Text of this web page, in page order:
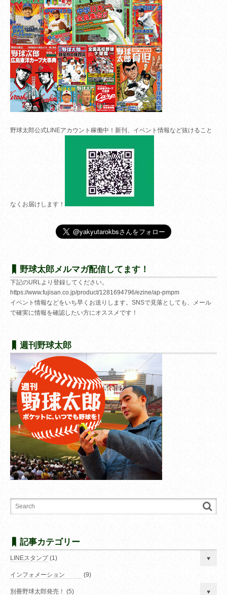
野球太郎公式LINEアカウント稼働中！新刊、イベント情報など抜けること
なくお届けします！
野球太郎メルマガ配信してます！
下記のURLより登録してください。
https://www.fujisan.co.jp/product/1281694796/ezine/ap-pmpm
イベント情報などをいち早くお送りします。SNSで見落としても、メール
で確実に情報を確認したい方にオススメです！
週刊野球太郎
記事カテゴリー
LINEスタンプ(1)
インフォメーション (9)
別冊野球太郎発売！ (5)